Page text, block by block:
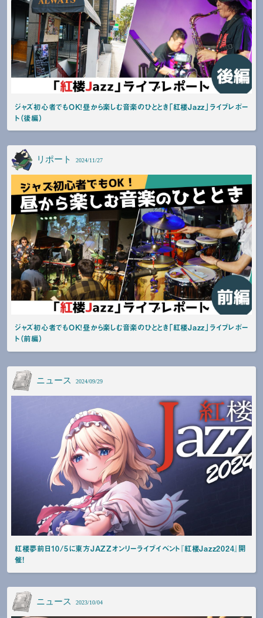
ジャズ初心者でもOK！昼から楽しむ音楽のひととき「紅楼Jazz」ライブレポー
ト（後編）
リポート 2024/11/27
ジャズ初心者でもOK！昼から楽しむ音楽のひととき「紅楼Jazz」ライブレポー
ト（前編）
ニュース 2024/09/29
紅楼夢前日10/5に東方JAZZオンリーライブイベント『紅楼Jazz2024』開
催!
ニュース 2023/10/04